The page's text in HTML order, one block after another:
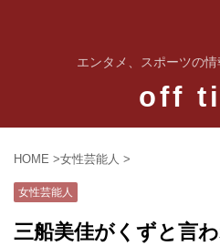
エンタメ、スポーツの
off
HOME >女性芸能人 >
女性芸能人
三船美佳がくずと言